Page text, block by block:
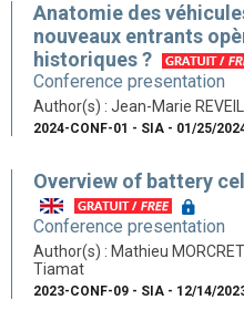
Anatomie des
nouveaux entrants
historiques ?
Conference presentation
Author(s) : Jean-Marie
2024-CONF-01 - SIA - 01/25/
Overview of battery
Conference presentation
Author(s) : Mathieu
Tiamat
2023-CONF-09 - SIA - 12/14/